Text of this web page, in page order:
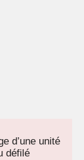
d’une unité
défilé